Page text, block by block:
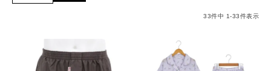
33件中 1-33件表示